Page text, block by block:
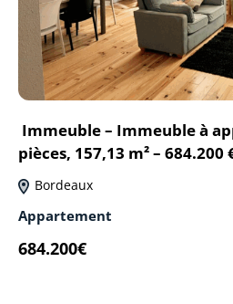
Immeuble – Immeuble à
pièces, 157,13 m² – 684.200
Bordeaux
Appartement
684.200€